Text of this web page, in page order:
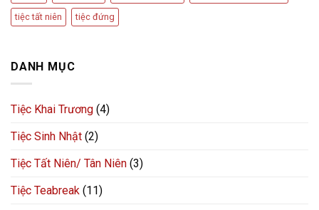
tiệc tất niên tiệc đứng
DANH MỤC
Tiệc Khai Trương (4)
Tiệc Sinh Nhật (2)
Tiệc Tất Niên/ Tân Niên (3)
Tiệc Teabreak (11)